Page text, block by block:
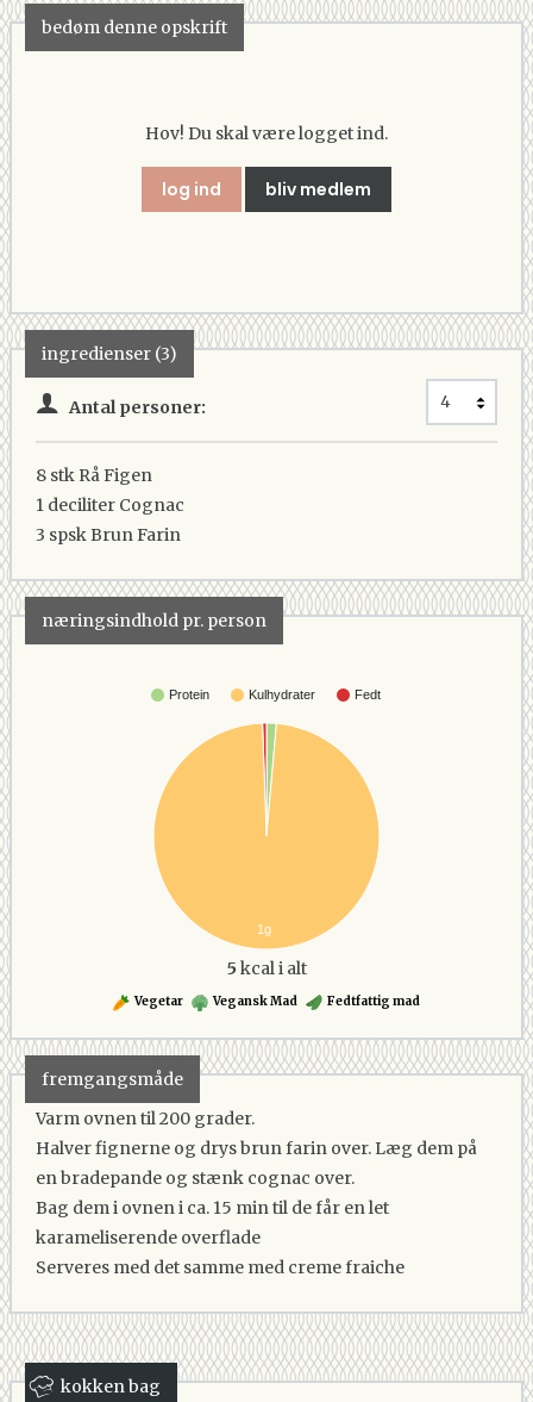
bedøm denne opskrift
Hov! Du skal være logget ind.
log ind bliv medlem
ingredienser (3)
Antal personer:
8 stk Rå Figen
1 deciliter Cognac
3 spskBrun Farin
næringsindhold pr. person
Protein Kulhydrater Fedt
1g
5 kcal i alt
Vegetar Vegansk Mad Fedtfattig mad
fremgangsmåde
Varm ovnen til 200 grader.
Halver fignerne og drys brun farin over. Læg dem på
en bradepande og stænk cognac over.
Bag dem i ovnen i ca. 15 min til de får en let
karameliserende overflade
Serveres med det samme med creme fraiche
kokken bag